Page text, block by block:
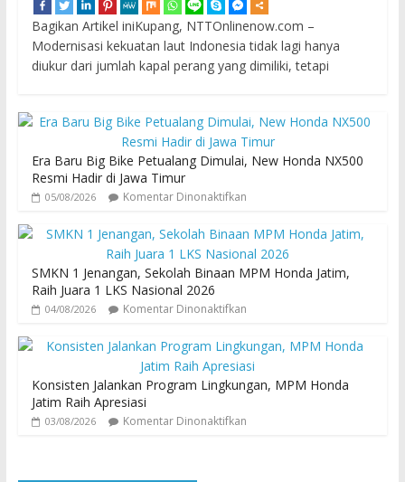
Bagikan Artikel iniKupang, NTTOnlinenow.com –
Modernisasi kekuatan laut Indonesia tidak lagi hanya
diukur dari jumlah kapal perang yang dimiliki, tetapi
Era Baru Big Bike Petualang Dimulai, New Honda NX500
Resmi Hadir di Jawa Timur
05/08/2026 Komentar Dinonaktifkan
SMKN 1 Jenangan, Sekolah Binaan MPM Honda Jatim,
Raih Juara 1 LKS Nasional 2026
04/08/2026 Komentar Dinonaktifkan
Konsisten Jalankan Program Lingkungan, MPM Honda
Jatim Raih Apresiasi
03/08/2026 Komentar Dinonaktifkan